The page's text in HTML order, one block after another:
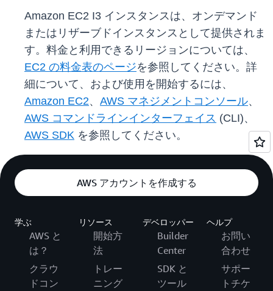
Amazon EC2 I3 インスタンスは、オンデマンド
またはリザーブドインスタンスとして提供されま
す。料金と利用できるリージョンについては、
EC2 の料金表のページを参照してください。詳
細について、および使用を開始するには、
Amazon EC2、 AWS マネジメントコンソール、
AWS コマンドラインインターフェイス (CLI)、
AWS SDK を参照してください。
AWS アカウントを作成する
学ぶ
AWS と
は？
クラウ
ドコン
リソース
開始方
法
トレー
ニング
デベロッパー
Builder
Center
SDK と
ツール
ヘルプ
お問い
合わせ
サポー
トチケ